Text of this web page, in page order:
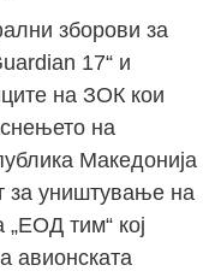
зборови за
17“ и
на ЗОК кои
на
Македонија
за уништување на
„ЕОД тим“ кој
авионската